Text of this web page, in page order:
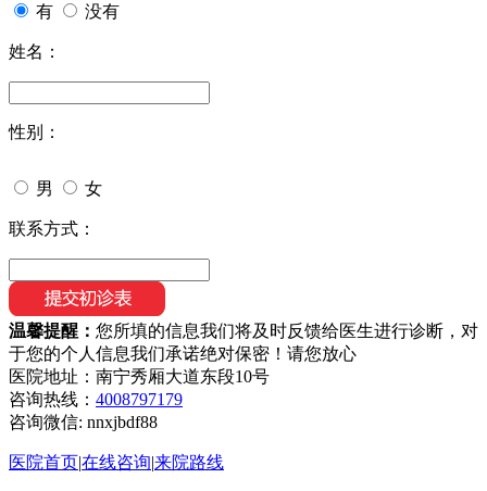
有 没有
姓名：
性别：
男 女
联系方式：
温馨提醒： 您所填的信息我们将及时反馈给医生进行诊断，对
于您的个人信息我们承诺绝对保密！请您放心
医院地址：南宁秀厢大道东段10号
咨询热线： 4008797179
咨询微信: nnxjbdf88
医院首页|在线咨询|来院路线